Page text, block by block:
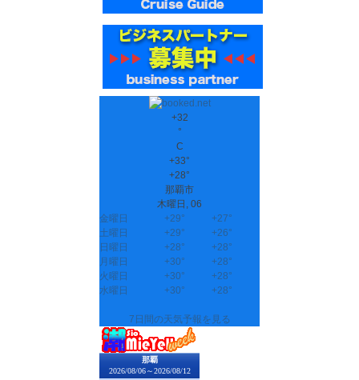
+32
°
C
+33°
+28°
那覇市
木曜日, 06
金曜日
+29° +27°
土曜日
+29° +26°
日曜日
+28° +28°
月曜日
+30° +28°
火曜日
+30° +28°
水曜日
+30° +28°
7日間の天気予報を見る